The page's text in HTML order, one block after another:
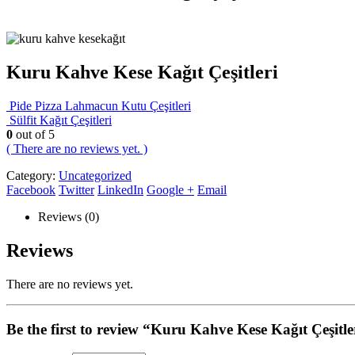
Kuru Kahve Kese Kağıt Çeşitleri
Pide Pizza Lahmacun Kutu Çeşitleri
Sülfit Kağıt Çeşitleri
0 out of 5
( There are no reviews yet. )
Category: Uncategorized
Facebook Twitter LinkedIn Google + Email
Reviews (0)
Reviews
There are no reviews yet.
Be the first to review “Kuru Kahve Kese Kağıt